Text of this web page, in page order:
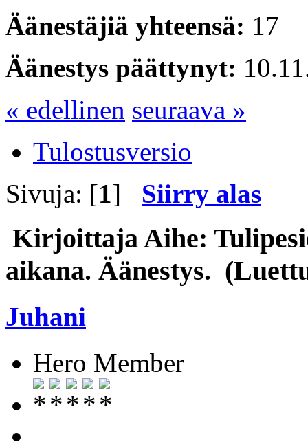
Äänestäjiä yhteensä: 17
Äänestys päättynyt:
« edellinen seuraava »
Tulostusversio
Sivuja: [1] Siirry alas
KirjoittajaAihe:
aikana. Äänestys.
Juhani
Hero Member